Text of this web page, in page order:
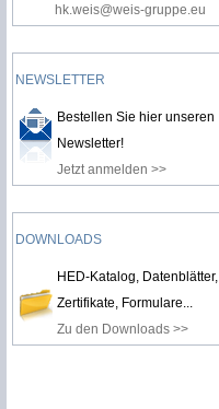
hk.weis@weis-gruppe.eu
NEWSLETTER
Bestellen Sie hier unseren
Newsletter!
Jetzt anmelden >>
DOWNLOADS
HED-Katalog, Datenblätter,
Zertifikate, Formulare...
Zu den Downloads >>